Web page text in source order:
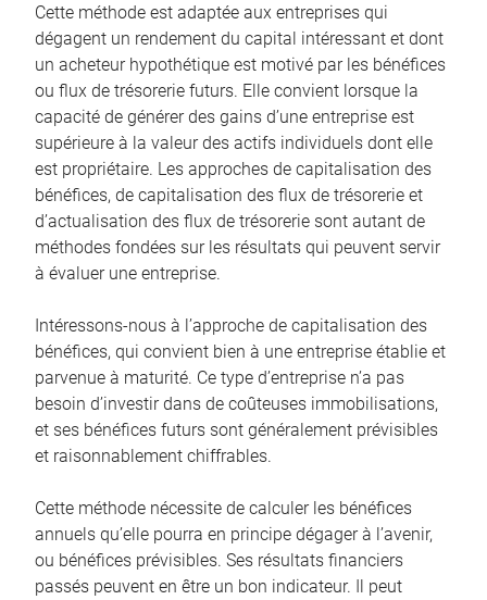
Cette méthode est adaptée aux entreprises qui
dégagent un rendement du capital intéressant et dont
un acheteur hypothétique est motivé par les bénéfices
ou flux de trésorerie futurs. Elle convient lorsque la
capacité de générer des gains d’une entreprise est
supérieure à la valeur des actifs individuels dont elle
est propriétaire. Les approches de capitalisation des
bénéfices, de capitalisation des flux de trésorerie et
d’actualisation des flux de trésorerie sont autant de
méthodes fondées sur les résultats qui peuvent servir
à évaluer une entreprise.
Intéressons-nous à l’approche de capitalisation des
bénéfices, qui convient bien à une entreprise établie et
parvenue à maturité. Ce type d’entreprise n’a pas
besoin d’investir dans de coûteuses immobilisations,
et ses bénéfices futurs sont généralement prévisibles
et raisonnablement chiffrables.
Cette méthode nécessite de calculer les bénéfices
annuels qu’elle pourra en principe dégager à l’avenir,
ou bénéfices prévisibles. Ses résultats financiers
passés peuvent en être un bon indicateur. Il peut